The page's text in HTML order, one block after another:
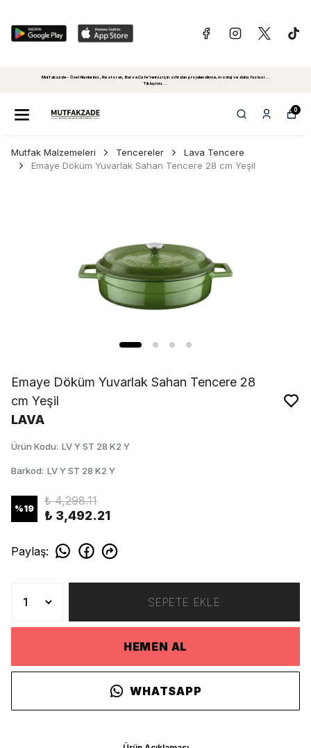
Mutfakzade - Özel Alanlariniz, Restoran, Bar ve Cafe'leriniz için sıfırdan projelendirme, montaj ve daha fazlasi...
Tiklayiniz...
0
Mutfak Malzemeleri Tencereler
Lava Tencere
Emaye Döküm Yuvarlak Sahan Tencere 28 cm Yeşil
Emaye Döküm Yuvarlak Sahan Tencere 28
cm Yeşil
LAVA
Ürün Kodu: LV Y ST 28 K2 Y
Barkod: LV Y ST 28 K2 Y
%19
₺ 4,298.11
₺ 3,492.21
Paylaş:
SEPETE EKLE
HEMEN AL
WHATSAPP